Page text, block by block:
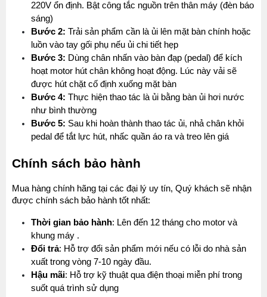
220V ổn định. Bật công tắc nguồn trên thân máy (đèn báo
sáng)
Bước 2: Trải sản phẩm cần là ủi lên mặt bàn chính hoặc
luồn vào tay gối phụ nếu ủi chi tiết hẹp
Bước 3: Dùng chân nhấn vào bàn đạp (pedal) để kích
hoạt motor hút chân không hoạt động. Lúc này vải sẽ
được hút chặt cố định xuống mặt bàn
Bước 4: Thực hiện thao tác là ủi bằng bàn ủi hơi nước
như bình thường
Bước 5: Sau khi hoàn thành thao tác ủi, nhả chân khỏi
pedal để tắt lực hút, nhấc quần áo ra và treo lên giá
Chính sách bảo hành
Mua hàng chính hãng tại các đại lý uy tín, Quý khách sẽ nhận
được chính sách bảo hành tốt nhất:
Thời gian bảo hành: Lên đến 12 tháng cho motor và
khung máy .
Đổi trả: Hỗ trợ đổi sản phẩm mới nếu có lỗi do nhà sản
xuất trong vòng 7-10 ngày đầu.
Hậu mãi: Hỗ trợ kỹ thuật qua điện thoại miễn phí trong
suốt quá trình sử dụng
Máy May Bao Cầm Tay: Chọn Máy Chạy Pin Hay
Thứ tư, 20/11/2024
Máy May Bao Cầm Tay Chính Hãng – Giá Rẻ,
Bền, Dễ Sử Dụng (Top 3 Nên Mua)
Thứ tư, 20/11/2024
Đăng nhập để xem giá sỉ
MÁY QUẤN DÂY ĐAI TỰ ĐỘNG
Giá bán lẻ: